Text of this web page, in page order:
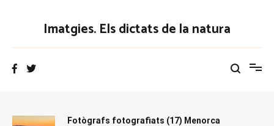
Imatgies. Els dictats de la natura
Fotògrafs fotografiats (17) Menorca